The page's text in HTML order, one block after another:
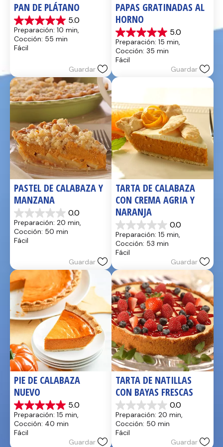
PAN DE PLÁTANO
5.0
5.0
de
5
estrellas.
Preparación: 10 min,
Cocción: 55 min
Fácil
Guardar
PAPAS GRATINADAS AL
HORNO
5.0
5.0
de
5
estrellas.
Preparación: 15 min,
Cocción: 35 min
Fácil
Guardar
PASTEL DE CALABAZA Y
MANZANA
0.0
0.0
de
5
estrellas.
Preparación: 20 min,
Cocción: 50 min
Fácil
Guardar
TARTA DE CALABAZA
CON CREMA AGRIA Y
NARANJA
0.0
0.0
de
5
estrellas.
Preparación: 15 min,
Cocción: 53 min
Fácil
Guardar
PIE DE CALABAZA
NUEVO
5.0
5.0
de
5
estrellas.
Preparación: 15 min,
Cocción: 40 min
Fácil
Guardar
TARTA DE NATILLAS
CON BAYAS FRESCAS
0.0
0.0
de
5
estrellas.
Preparación: 20 min,
Cocción: 50 min
Fácil
Guardar